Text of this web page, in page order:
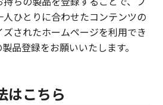
ひとりに合わせたコンテンツの
されたホームページを利用でき
品登録をお願いいたします。
はこちら